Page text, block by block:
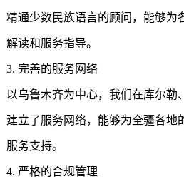
精通少数民族语言的顾问，能够为
解读和服务指导。
3. 完善的服务网络
以乌鲁木齐为中心，我们在库尔勒
建立了服务网络，能够为全疆各地
服务支持。
4. 严格的合规管理